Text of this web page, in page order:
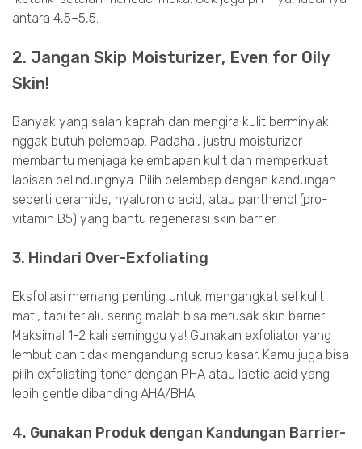
antara 4,5–5,5.
2. Jangan Skip Moisturizer, Even for Oily
Skin!
Banyak yang salah kaprah dan mengira kulit berminyak
nggak butuh pelembap. Padahal, justru moisturizer
membantu menjaga kelembapan kulit dan memperkuat
lapisan pelindungnya. Pilih pelembap dengan kandungan
seperti ceramide, hyaluronic acid, atau panthenol (pro-
vitamin B5) yang bantu regenerasi skin barrier.
3. Hindari Over-Exfoliating
Eksfoliasi memang penting untuk mengangkat sel kulit
mati, tapi terlalu sering malah bisa merusak skin barrier.
Maksimal 1-2 kali seminggu ya! Gunakan exfoliator yang
lembut dan tidak mengandung scrub kasar. Kamu juga bisa
pilih exfoliating toner dengan PHA atau lactic acid yang
lebih gentle dibanding AHA/BHA.
4. Gunakan Produk dengan Kandungan Barrier-